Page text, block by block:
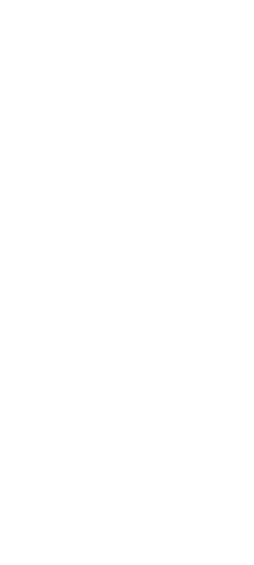
K10 10金 PG ピンクゴールド シルバ